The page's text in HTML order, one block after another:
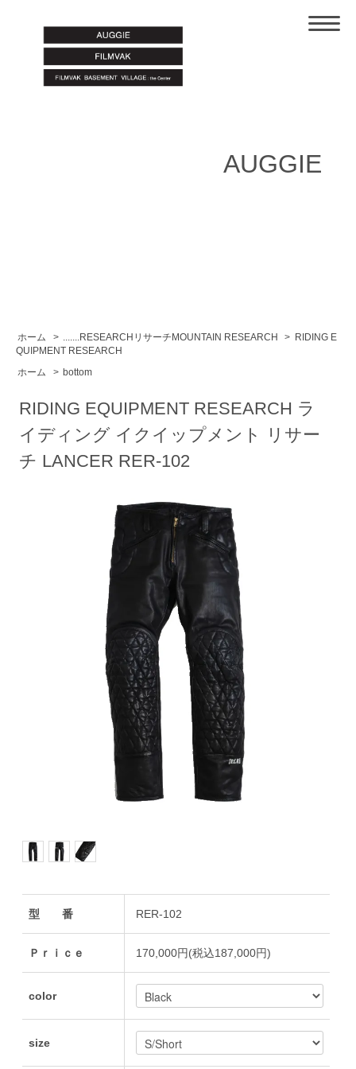
AUGGIE
ホーム > .......RESEARCHリサーチMOUNTAIN RESEARCH > RIDING E
QUIPMENT RESEARCH
ホーム
> bottom
RIDING EQUIPMENT RESEARCH ラ
イディング イクイップメント リサー
チ LANCER RER-102
型 番 RER-102
Ｐｒｉｃｅ 170,000円(税込187,000円)
color
size